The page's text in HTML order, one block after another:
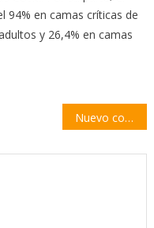
94% en camas críticas de
y 26,4% en camas
Nuevo corte del puente Rosario-Victoria por los incendios en las islas